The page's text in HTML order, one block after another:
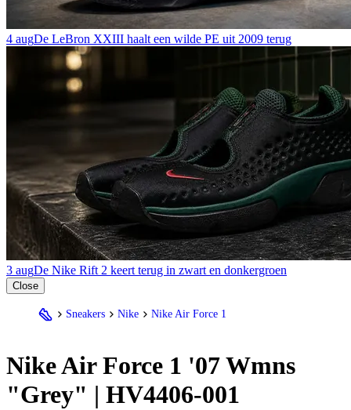
4 augDe LeBron XXIII haalt een wilde PE uit 2009 terug
3 augDe Nike Rift 2 keert terug in zwart en donkergroen
Close
Sneakers Nike Nike Air Force 1
NikeAir Force 1 '07 Wmns
"Grey" | HV4406-001